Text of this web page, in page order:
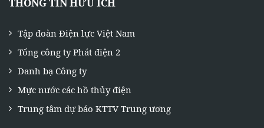
THÔNG TIN HỮU ÍCH
Tập đoàn Điện lực Việt Nam
Tổng công ty Phát điện 2
Danh bạ Công ty
Mực nước các hồ thủy điện
Trung tâm dự báo KTTV Trung ương